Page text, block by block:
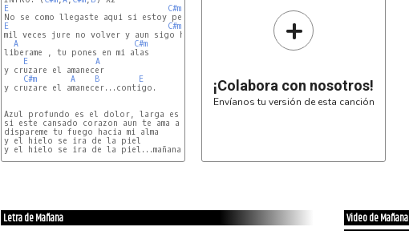
E
C#m
E
C#m
mil veces jure no volver y aun sigo herido
A
C#m
liberame , tu pones en mi alas
E
A
y cruzare el amanecer
C#m
A B
E
y cruzare el amanecer...contigo.
Azul profundo es el dolor, larga es la espera
si este cansado corazon aun te ama a ciegas
dispareme tu fuego hacia mi alma
y el hielo se ira de la piel
y el hielo se ira de la piel...mañana
+
¡Colabora con nosotros!
Envíanos tu versión de esta canción
Letra de Mañana Video de Mañana